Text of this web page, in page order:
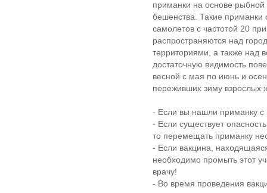
приманки на основе рыбной
бешенства. Такие приманки
самолетов с частотой 20
распространяются над
территориями, а также над
достаточную видимость
весной с мая по июнь и
переживших зиму взрослых
- Если вы нашли приманку с
- Если существует
то перемещать приманку
- Если вакцина,
необходимо промыть этот
врачу!
- Во время проведения